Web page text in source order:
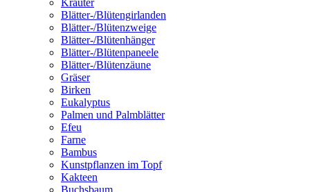
Blätter-/Blütengirlanden
Blätter-/Blütenzweige
Blätter-/Blütenhänger
Blätter-/Blütenpaneele
Blätter-/Blütenzäune
Gräser
Birken
Eukalyptus
Palmen und Palmblätter
Efeu
Farne
Bambus
Kunstpflanzen im Topf
Kakteen
Buchsbaum